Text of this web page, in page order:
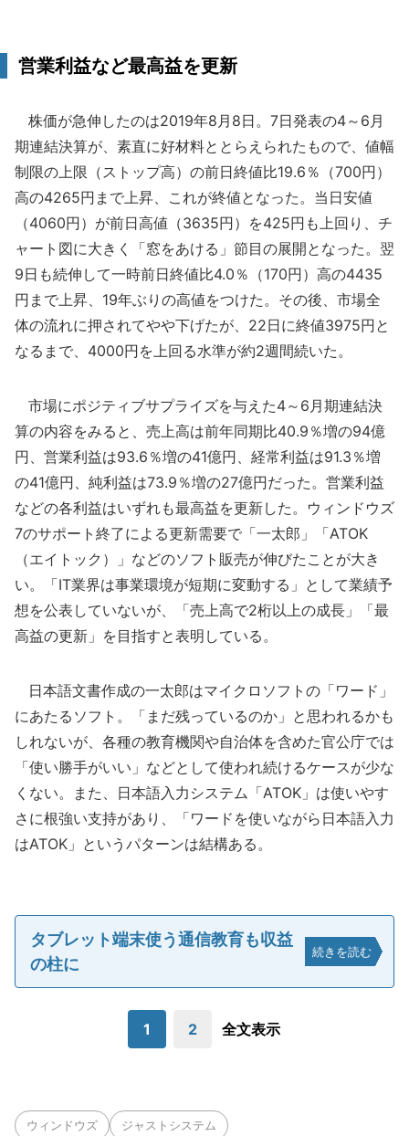
営業利益など最高益を更新
株価が急伸したのは2019年8月8日。7日発表の4～6月
期連結決算が、素直に好材料ととらえられたもので、値幅
制限の上限（ストップ高）の前日終値比19.6％（700円）
高の4265円まで上昇、これが終値となった。当日安値
（4060円）が前日高値（3635円）を425円も上回り、チ
ャート図に大きく「窓をあける」節目の展開となった。翌
9日も続伸して一時前日終値比4.0％（170円）高の4435
円まで上昇、19年ぶりの高値をつけた。その後、市場全
体の流れに押されてやや下げたが、22日に終値3975円と
なるまで、4000円を上回る水準が約2週間続いた。
市場にポジティブサプライズを与えた4～6月期連結決
算の内容をみると、売上高は前年同期比40.9％増の94億
円、営業利益は93.6％増の41億円、経常利益は91.3％増
の41億円、純利益は73.9％増の27億円だった。営業利益
などの各利益はいずれも最高益を更新した。ウィンドウズ
7のサポート終了による更新需要で「一太郎」「ATOK
（エイトック）」などのソフト販売が伸びたことが大き
い。「IT業界は事業環境が短期に変動する」として業績予
想を公表していないが、「売上高で2桁以上の成長」「最
高益の更新」を目指すと表明している。
日本語文書作成の一太郎はマイクロソフトの「ワード」
にあたるソフト。「まだ残っているのか」と思われるかも
しれないが、各種の教育機関や自治体を含めた官公庁では
「使い勝手がいい」などとして使われ続けるケースが少な
くない。また、日本語入力システム「ATOK」は使いやす
さに根強い支持があり、「ワードを使いながら日本語入力
はATOK」というパターンは結構ある。
タブレット端末使う通信教育も収益
の柱に
続きを読む
1 2 全文表示
ウィンドウズ ジャストシステム